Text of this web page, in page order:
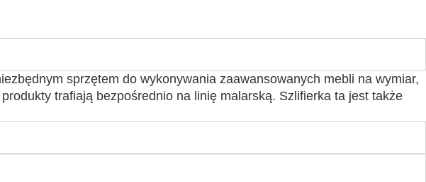
sprzętem do wykonywania zaawansowanych mebli na wymiar,
trafiają bezpośrednio na linię malarską. Szlifierka ta jest także